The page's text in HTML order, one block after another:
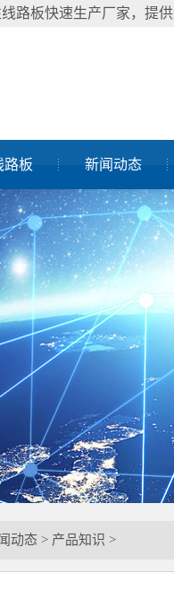
路板快速生产厂家，提
路板 新闻动态
动态 > 产品知识 >